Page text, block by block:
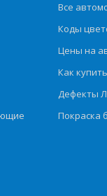
Все
Коды
Цены на
Как
Дефекты
Покраска